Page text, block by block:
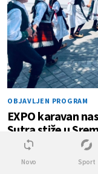
OBJAVLJEN PROGRAM
EXPO karavan
Sutra stiže u
Novo Sport